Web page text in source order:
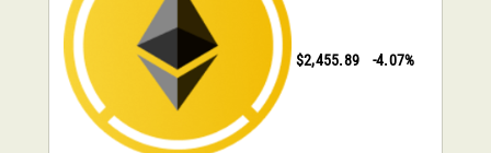
$2,455.89 -4.07%